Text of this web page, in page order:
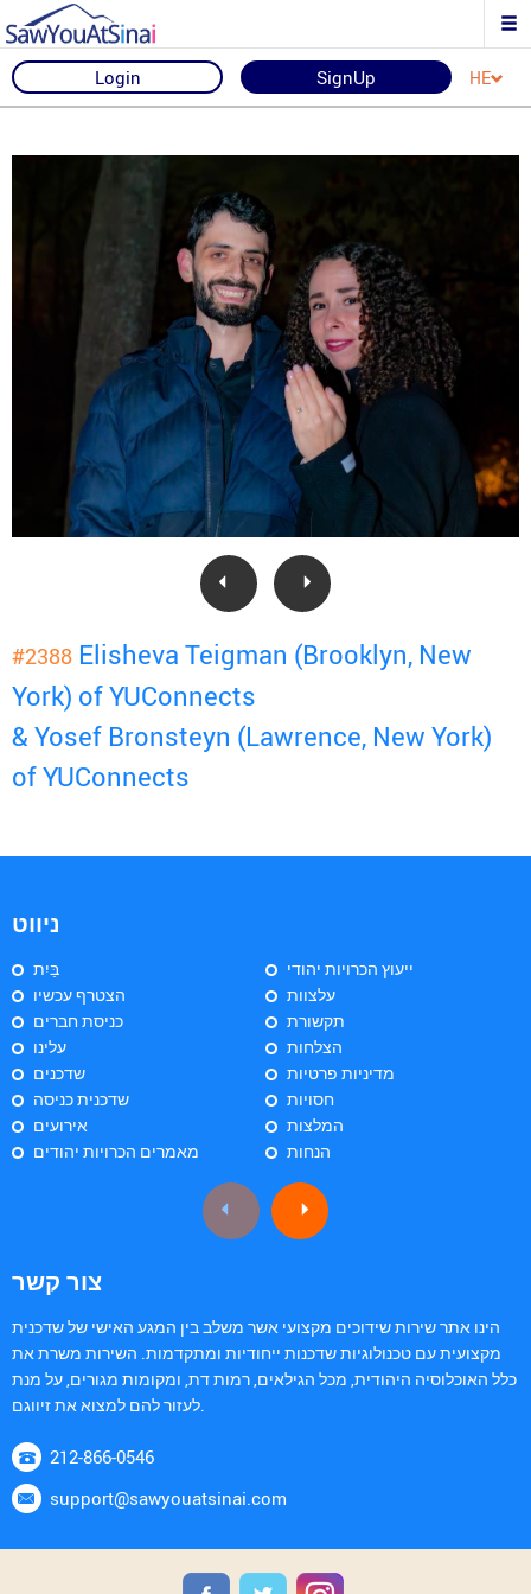
Login SignUp HE
#2388 Elisheva Teigman (Brooklyn, New
York) of YUConnects
& Yosef Bronsteyn (Lawrence, New York)
of YUConnects
ניווט
בַּיִת
הצטרף עכשיו
כניסת חברים
עלינו
שדכנים
שדכנית כניסה
אירועים
מאמרים הכרויות יהודים
ייעוץ הכרויות יהודי
עלצוות
תקשורת
הצלחות
מדיניות פרטיות
חסויות
המלצות
הנחות
צור קשר
הינו אתר שירות שידוכים מקצועי אשר משלב בין המגע האישי של שדכנית
מקצועית עם טכנולוגיות שדכנות ייחודיות ומתקדמות. השירות משרת את
כלל האוכלוסיה היהודית, מכל הגילאים, רמות דת, ומקומות מגורים, על מנת
212-866-0546
support@sawyouatsinai.com